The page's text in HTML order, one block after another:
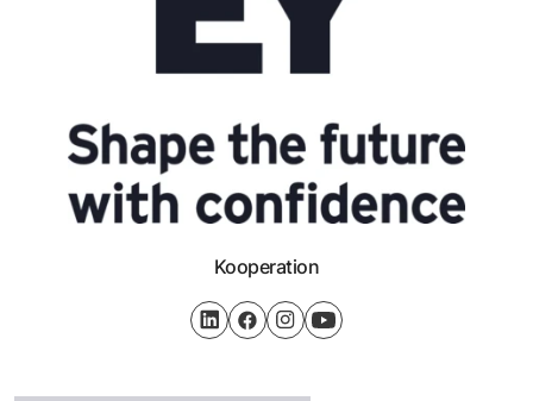
Kooperation